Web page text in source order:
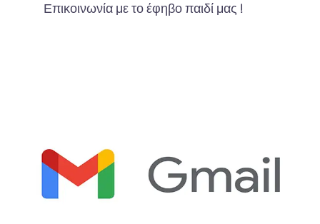
Επικοινωνία με το έφηβο παιδί μας !